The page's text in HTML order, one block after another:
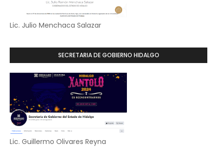
Lic. Julio Menchaca Salazar
SECRETARIA DE GOBIERNO HIDALGO
Lic. Guillermo Olivares Reyna